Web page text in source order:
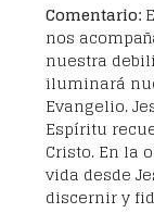
Comentario:
nos
nuestra
iluminará
Evangelio.
Espíritu
Cristo. En la
vida desde
discernir y